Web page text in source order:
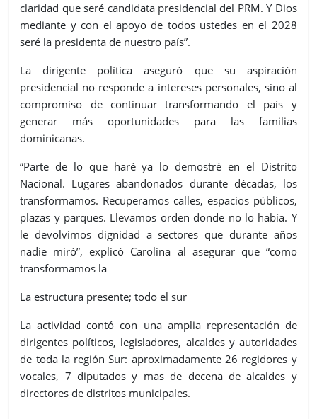
claridad que seré candidata presidencial del PRM. Y Dios
mediante y con el apoyo de todos ustedes en el 2028
seré la presidenta de nuestro país”.
La dirigente política aseguró que su aspiración
presidencial no responde a intereses personales, sino al
compromiso de continuar transformando el país y
generar más oportunidades para las familias
dominicanas.
“Parte de lo que haré ya lo demostré en el Distrito
Nacional. Lugares abandonados durante décadas, los
transformamos. Recuperamos calles, espacios públicos,
plazas y parques. Llevamos orden donde no lo había. Y
le devolvimos dignidad a sectores que durante años
nadie miró”, explicó Carolina al asegurar que “como
transformamos la
La estructura presente; todo el sur
La actividad contó con una amplia representación de
dirigentes políticos, legisladores, alcaldes y autoridades
de toda la región Sur: aproximadamente 26 regidores y
vocales, 7 diputados y mas de decena de alcaldes y
directores de distritos municipales.